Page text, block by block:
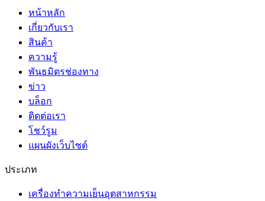
หน้าหลัก
เกี่ยวกับเรา
สินค้า
ความรู้
พันธมิตรช่องทาง
ข่าว
บล็อก
ติดต่อเรา
โชว์รูม
แผนผังเว็บไซต์
ประเภท
เครื่องทำความเย็นอุตสาหกรรม